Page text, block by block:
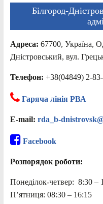
Білгород-
Адреса: 67700, Україна,
Дністровський, вул.
Телефон: +38(04849) 2-
Гаряча лінія РВА
E-mail: rda_b-
Facebook
Розпорядок роботи:
Понеділок-четвер: 8:30 –
П’ятниця: 08:30 – 16:15